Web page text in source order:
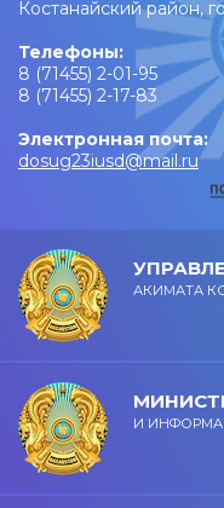
Костанайский район,
Телефоны:
8 (71455) 2-01-95
8 (71455) 2-17-83
Электронная почта:
dosug23iusd@mail.ru
АКИМАТА
И